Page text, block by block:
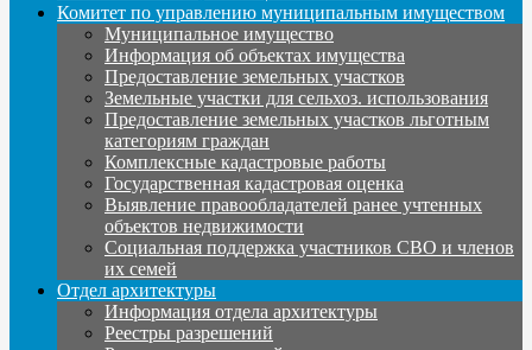
Комитет по управлению муниципальным имуществом
Муниципальное имущество
Информация об объектах имущества
Предоставление земельных участков
Земельные участки для сельхоз. использования
Предоставление земельных участков льготным
категориям граждан
Комплексные кадастровые работы
Государственная кадастровая оценка
Выявление правообладателей ранее учтенных
объектов недвижимости
Социальная поддержка участников СВО и членов
их семей
Отдел архитектуры
Информация отдела архитектуры
Реестры разрешений